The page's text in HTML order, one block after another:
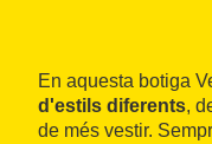
En aquesta botiga
d'estils diferents,
de més vestir.